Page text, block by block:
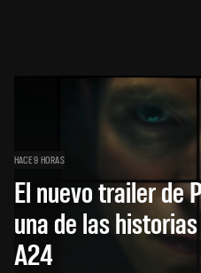
HACE 9 HORAS
El nuevo trailer de
una de las
A24